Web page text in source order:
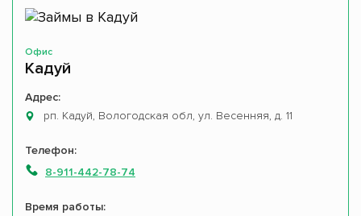
Офис
Кадуй
Адрес:
рп. Кадуй, Вологодская обл, ул. Весенняя, д. 11
Телефон:
8-911-442-78-74
Время работы: